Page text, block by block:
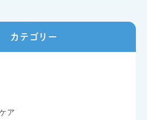
カテゴリー
ア